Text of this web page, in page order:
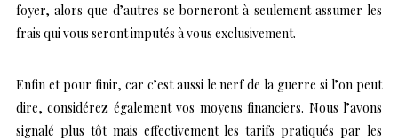
foyer, alors que d’autres se borneront à seulement assumer les
frais qui vous seront imputés à vous exclusivement.
Enfin et pour finir, car c’est aussi le nerf de la guerre si l’on peut
dire, considérez également vos moyens financiers. Nous l’avons
signalé plus tôt mais effectivement les tarifs pratiqués par les